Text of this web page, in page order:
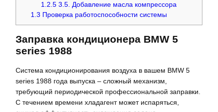
1.2.53.5. Добавление масла компрессора
1.3 Проверка работоспособности системы
Заправка кондиционера BMW 5
series 1988
Система кондиционирования воздуха в вашем BMW 5
series 1988 года выпуска – сложный механизм,
требующий периодической профессиональной заправки.
С течением времени хладагент может испаряться,